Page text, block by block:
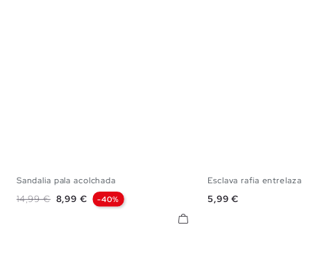
Sandalia pala acolchada
Precio base
14,99 € Precio
8,99 € -40%
Esclava rafia
Precio
5,99 €